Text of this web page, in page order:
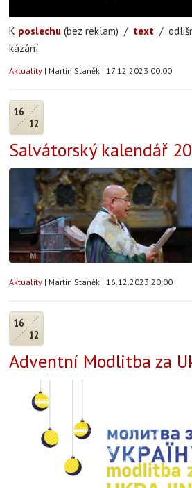
K poslechu (bez reklam) / text /
kázání
Aktuality | Martin Staněk | 17.12.2023 00:00
16
12
Salvátorský kalendář
Aktuality | Martin Staněk | 16.12.2023 20:00
16
12
Adventní Modlitba za